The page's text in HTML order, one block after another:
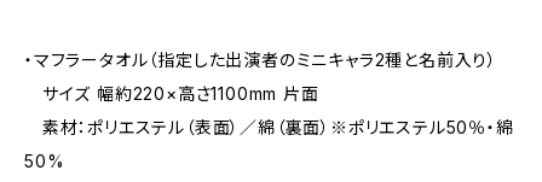
・マフラータオル（指定した出演者のミニキャラ2種と名前入り）
サイズ 幅約220×高さ1100mm 片面
素材：ポリエステル（表面）／綿（裏面）※ポリエステル50％・綿
50%